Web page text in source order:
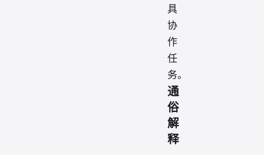
具
协
作
任
务。
通
俗
解
释